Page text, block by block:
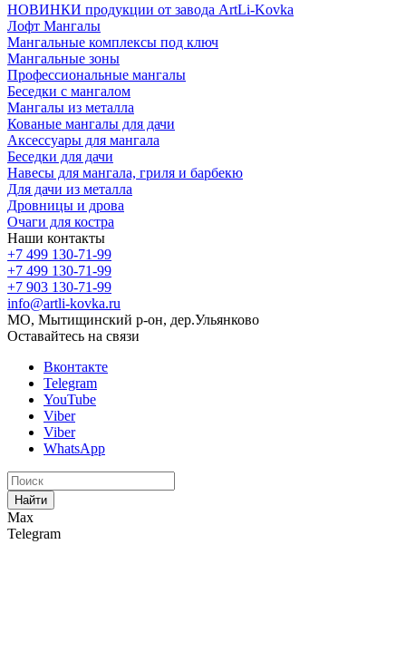
НОВИНКИ продукции от завода ArtLi-Kovka
Лофт Мангалы
Мангальные комплексы под ключ
Мангальные зоны
Профессиональные мангалы
Беседки с мангалом
Мангалы из металла
Кованые мангалы для дачи
Аксессуары для мангала
Беседки для дачи
Навесы для мангала, гриля и барбекю
Для дачи из металла
Дровницы и дрова
Очаги для костра
Наши контакты
+7 499 130-71-99
+7 499 130-71-99
+7 903 130-71-99
info@artli-kovka.ru
МО, Мытищинский р-он, дер.Ульянково
Оставайтесь на связи
Вконтакте
Telegram
YouTube
Viber
Viber
WhatsApp
Найти
Max
Telegram